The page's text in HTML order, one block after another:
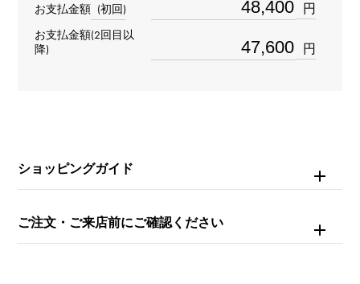
約5.7g
モチーフサイズ
内周
約16cm
お支払金額 (初回) 円
お支払金額(2回目以
降)
円
ショッピングガイド
ご注文・ご来店前にご確認ください